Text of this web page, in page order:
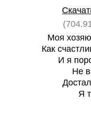
Моя
Как
И я
Не
Я